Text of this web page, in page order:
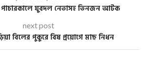
পাচারকালে যুবদল নেতাসহ তিনজন আটক
next post
বিলের পুকুরে বিষ প্রয়োগে মাছ নিধন